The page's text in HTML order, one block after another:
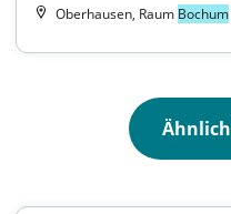
Oberhausen, Raum Bochum